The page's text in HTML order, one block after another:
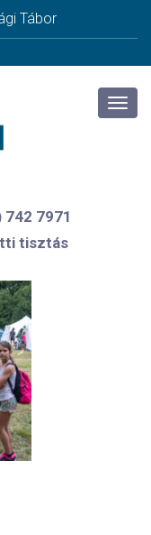
Tábor
742 7971
tisztás